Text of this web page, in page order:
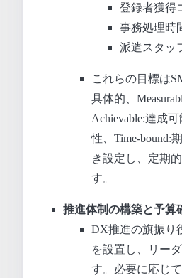
登録者獲得
事務処理時
派遣スタッ
これらの目標は
具体的、
Achievable:達成
性、Time-bound:
き設定し、定期
す。
推進体制の構築と予算
DX推進の旗振り
を設置し、リー
す。必要に応じ